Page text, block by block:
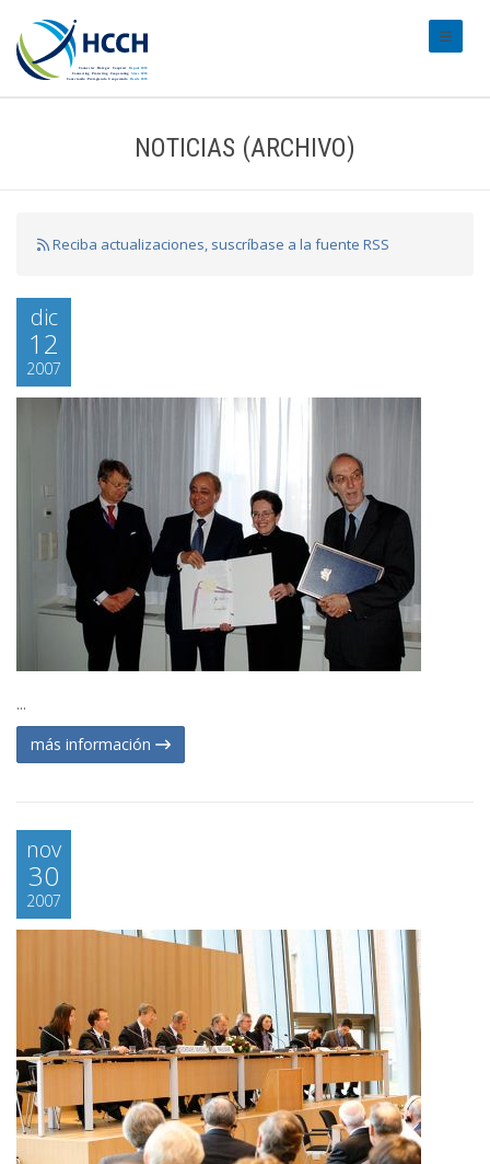
NOTICIAS (ARCHIVO)
Reciba actualizaciones, suscríbase a la fuente RSS
dic
12
2007
...
más información
nov
30
2007